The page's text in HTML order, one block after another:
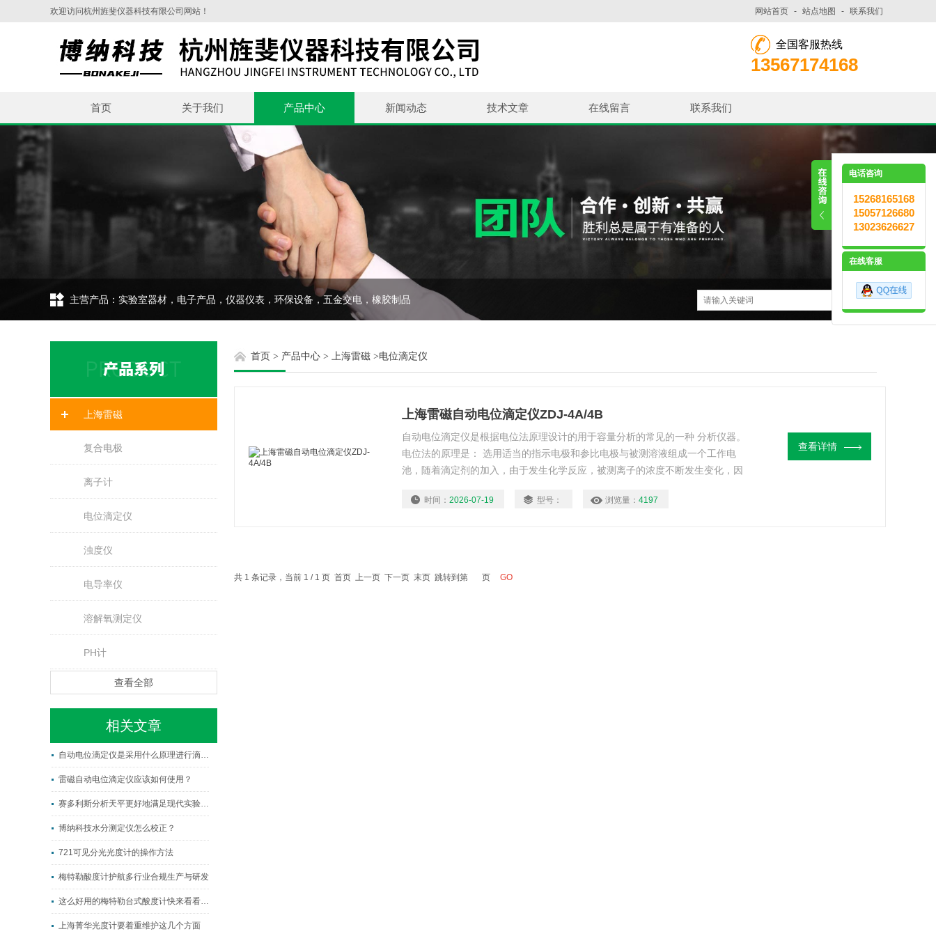
欢迎访问杭州旌斐仪器科技有限公司网站！ 网站首页 - 站点地图 - 联系我们
全国客服热线
13567174168
首页 关于我们 产品中心 新闻动态 技术文章 在线留言 联系我们
主营产品：实验室器材，电子产品，仪器仪表，环保设备，五金交电，橡胶制品
上海雷磁
复合电极
离子计
电位滴定仪
浊度仪
电导率仪
溶解氧测定仪
PH计
查看全部
相关文章
自动电位滴定仪是采用什么原理进行滴定的？
雷磁自动电位滴定仪应该如何使用？
赛多利斯分析天平更好地满足现代实验室的需求
博纳科技水分测定仪怎么校正？
721可见分光光度计的操作方法
梅特勒酸度计护航多行业合规生产与研发
这么好用的梅特勒台式酸度计快来看看吧!
上海菁华光度计要着重维护这几个方面
首页 > 产品中心 > 上海雷磁 >电位滴定仪
上海雷磁自动电位滴定仪ZDJ-4A/4B
自动电位滴定仪是根据电位法原理设计的用于容量分析的常见的一种 分析仪器。
电位法的原理是： 选用适当的指示电极和参比电极与被测溶液组成一个工作电
池，随着滴定剂的加入，由于发生化学反应，被测离子的浓度不断发生变化，因
极电位的突跃，因此，根据电极电位的突跃可确定滴定终点。
时间： 2026-07-19 型号： 浏览量： 4197
查看详情
共 1 条记录，当前 1 / 1 页 首页 上一页 下一页 末页 跳转到第 页
电话咨询
15268165168
15057126680
13023626627
在线客服